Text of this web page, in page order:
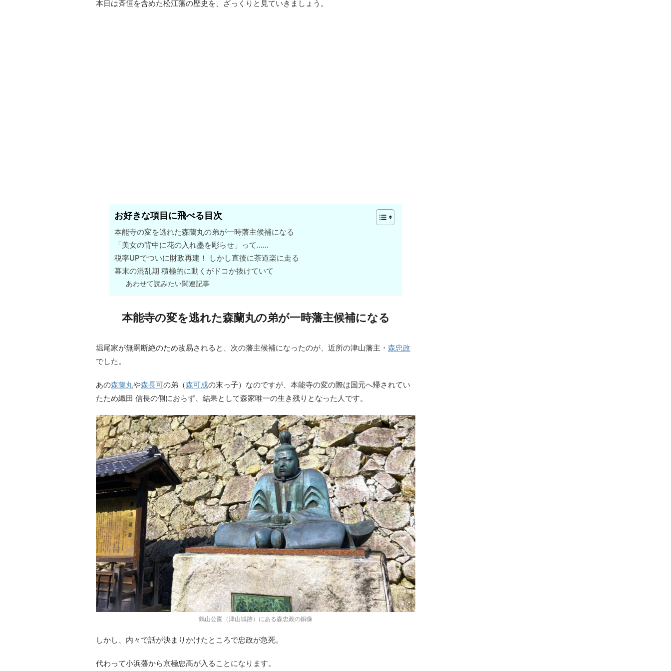
本日は斉恒を含めた松江藩の歴史を、ざっくりと見ていきましょう。
お好きな項目に飛べる目次
本能寺の変を逃れた森蘭丸の弟が一時藩主候補になる
「美女の背中に花の入れ墨を彫らせ」って……
税率UPでついに財政再建！ しかし直後に茶道楽に走る
幕末の混乱期 積極的に動くがドコか抜けていて
あわせて読みたい関連記事
本能寺の変を逃れた森蘭丸の弟が一時藩主候補になる
堀尾家が無嗣断絶のため改易されると、次の藩主候補になったのが、近所の津山藩主・ 森忠政
でした。
あの森蘭丸や森長可の弟（森可成の末っ子）なのですが、本能寺の変の際は国元へ帰されてい
たため織田 信長の側におらず、結果として森家唯一の生き残りとなった人です。
鶴山公園（津山城跡）にある森忠政の銅像
しかし、内々で話が決まりかけたところで忠政が急死。
代わって小浜藩から京極忠高が入ることになります。